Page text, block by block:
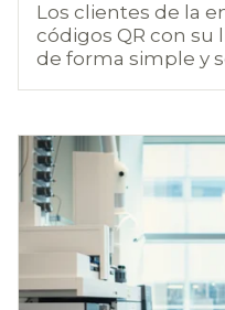
Los clientes de la
códigos QR con su
de forma simple y